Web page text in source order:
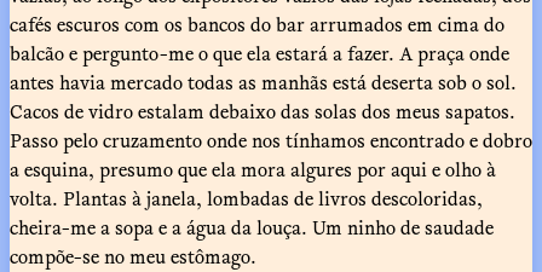
cafés escuros com os bancos do bar arrumados em cima do
balcão e pergunto-me o que ela estará a fazer. A praça onde
antes havia mercado todas as manhãs está deserta sob o sol.
Cacos de vidro estalam debaixo das solas dos meus sapatos.
Passo pelo cruzamento onde nos tínhamos encontrado e dobro
a esquina, presumo que ela mora algures por aqui e olho à
volta. Plantas à janela, lombadas de livros descoloridas,
cheira-me a sopa e a água da louça. Um ninho de saudade
compõe-se no meu estômago.